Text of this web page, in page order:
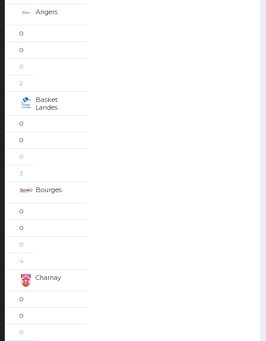
Angers
0
0
0
2
Basket
Landes
0
0
0
3
Bourges
0
0
0
4
Charnay
0
0
0